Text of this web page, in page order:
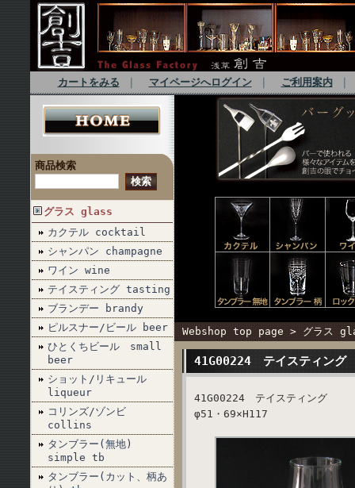
カートをみる マイページへログイン｜ ご利用案内｜
商品検索
グラス glass
カクテル cocktail
シャンパン champagne
ワイン wine
テイスティング tasting
ブランデー brandy
ピルスナー/ビール beer
ひとくちビール small
beer
ショット/リキュール
liqueur
コリンズ/ゾンビ
collins
タンブラー(無地)
simple tb
タンブラー(カット、柄あ
Webshop top page > グラス
41G00224 テイスティング
41G00224 テイスティング
φ51・69×H117